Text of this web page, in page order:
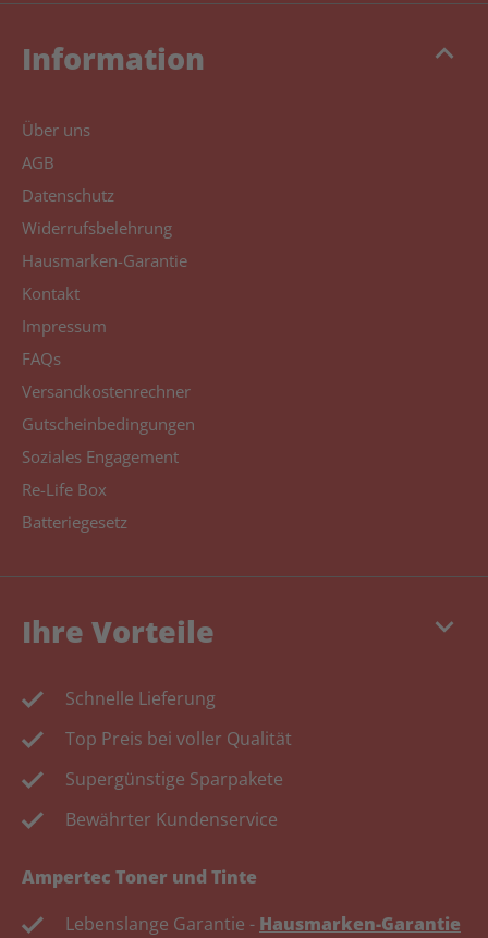
keyboard_arrow_up
Information
Über uns
AGB
Datenschutz
Widerrufsbelehrung
Hausmarken-Garantie
Kontakt
Impressum
FAQs
Versandkostenrechner
Gutscheinbedingungen
Soziales Engagement
Re-Life Box
Batteriegesetz
keyboard_arrow_down
Ihre Vorteile
Schnelle Lieferung
Top Preis bei voller Qualität
Supergünstige Sparpakete
Bewährter Kundenservice
Ampertec Toner und Tinte
Lebenslange Garantie - Hausmarken-Garantie